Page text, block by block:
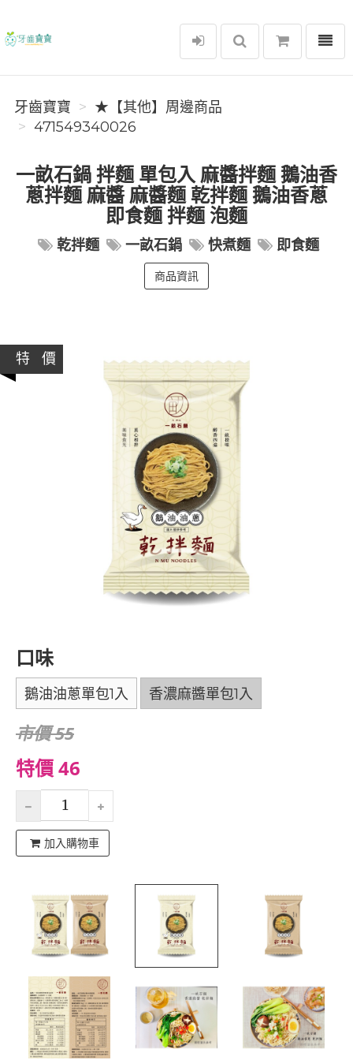
牙齒寶寶
選單
牙齒寶寶
★【其他】周邊商品
471549340026
一畝石鍋 拌麵 單包入 麻醬拌麵 鵝油香
蔥拌麵 麻醬 麻醬麵 乾拌麵 鵝油香蔥
即食麵 拌麵 泡麵
乾拌麵 一畝石鍋 快煮麵 即食麵
商品資訊
特 價
口味
鵝油油蔥單包1入 香濃麻醬單包1入
市價 55
特價 46
加入購物車